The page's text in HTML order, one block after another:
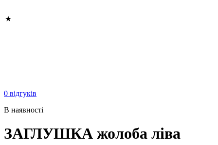
0 відгуків
В наявності
ЗАГЛУШКА жолоба ліва